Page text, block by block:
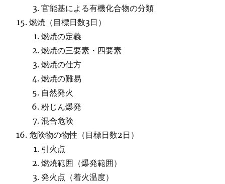
官能基による有機化合物の分類
燃焼（目標日数3日）
燃焼の定義
燃焼の三要素・四要素
燃焼の仕方
燃焼の難易
自然発火
粉じん爆発
混合危険
危険物の物性（目標日数2日）
引火点
燃焼範囲（爆発範囲）
発火点（着火温度）